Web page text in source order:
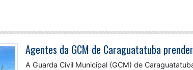
A Guarda Civil Municipal (GCM) de